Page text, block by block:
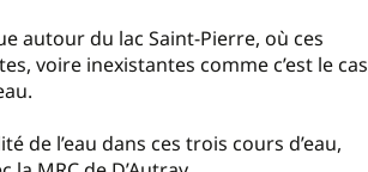
autour du lac Saint-Pierre, où ces
voire inexistantes comme c’est le cas
de l’eau dans ces trois cours d’eau,